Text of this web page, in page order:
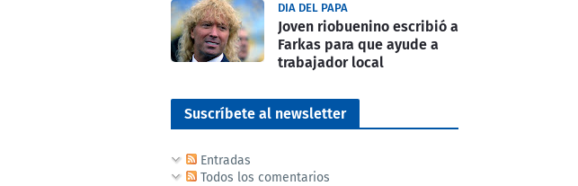
DIA DEL PAPA
Joven riobuenino escribió a
Farkas para que ayude a
trabajador local
Suscríbete al newsletter
Entradas
Todos los comentarios